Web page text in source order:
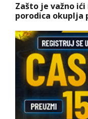
Zašto je važno
porodica okuplja